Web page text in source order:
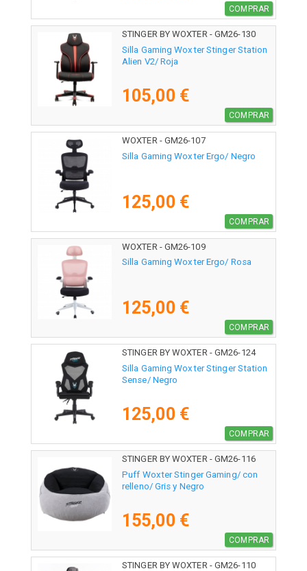
COMPRAR
STINGER BY WOXTER - GM26-130
Silla Gaming Woxter Stinger Station
Alien V2/ Roja
105,00 €
COMPRAR
WOXTER - GM26-107
Silla Gaming Woxter Ergo/ Negro
125,00 €
COMPRAR
WOXTER - GM26-109
Silla Gaming Woxter Ergo/ Rosa
125,00 €
COMPRAR
STINGER BY WOXTER - GM26-124
Silla Gaming Woxter Stinger Station
Sense/ Negro
125,00 €
COMPRAR
STINGER BY WOXTER - GM26-116
Puff Woxter Stinger Gaming/ con
relleno/ Gris y Negro
155,00 €
COMPRAR
STINGER BY WOXTER - GM26-110